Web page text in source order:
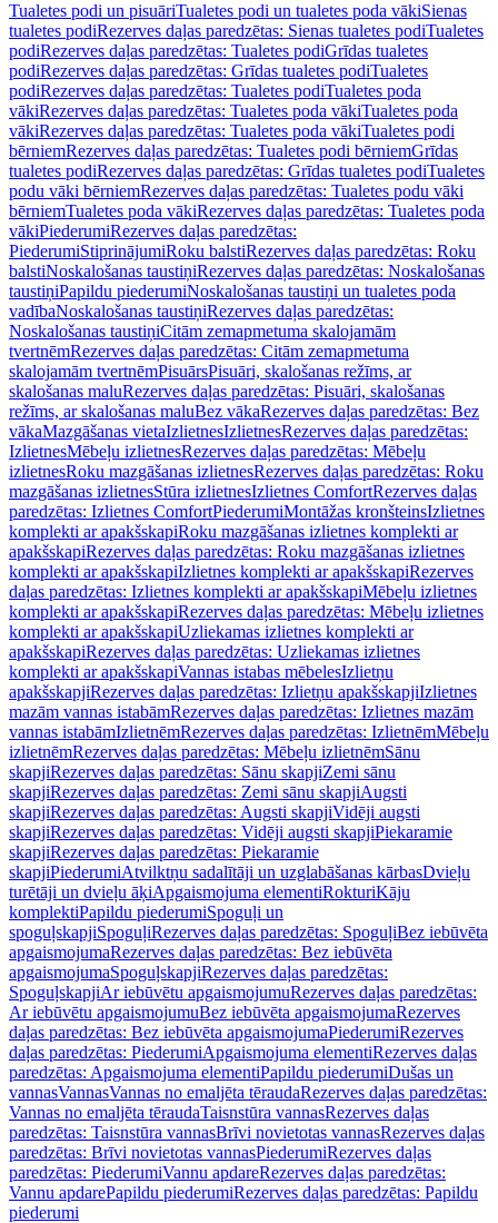
Tualetes podi un pisuāriTualetes podi un tualetes poda vākiSienas
tualetes podiRezerves daļas paredzētas: Sienas tualetes podiTualetes
podiRezerves daļas paredzētas: Tualetes podiGrīdas tualetes
podiRezerves daļas paredzētas: Grīdas tualetes podiTualetes
podiRezerves daļas paredzētas: Tualetes podiTualetes poda
vākiRezerves daļas paredzētas: Tualetes poda vākiTualetes poda
vākiRezerves daļas paredzētas: Tualetes poda vākiTualetes podi
bērniemRezerves daļas paredzētas: Tualetes podi bērniemGrīdas
tualetes podiRezerves daļas paredzētas: Grīdas tualetes podiTualetes
podu vāki bērniemRezerves daļas paredzētas: Tualetes podu vāki
bērniemTualetes poda vākiRezerves daļas paredzētas: Tualetes poda
vākiPiederumiRezerves daļas paredzētas:
PiederumiStiprinājumiRoku balstiRezerves daļas paredzētas: Roku
balstiNoskalošanas taustiņiRezerves daļas paredzētas: Noskalošanas
taustiņiPapildu piederumiNoskalošanas taustiņi un tualetes poda
vadībaNoskalošanas taustiņiRezerves daļas paredzētas:
Noskalošanas taustiņiCitām zemapmetuma skalojamām
tvertnēmRezerves daļas paredzētas: Citām zemapmetuma
skalojamām tvertnēmPisuārsPisuāri, skalošanas režīms, ar
skalošanas maluRezerves daļas paredzētas: Pisuāri, skalošanas
režīms, ar skalošanas maluBez vākaRezerves daļas paredzētas: Bez
vākaMazgāšanas vietaIzlietnesIzlietnesRezerves daļas paredzētas:
IzlietnesMēbeļu izlietnesRezerves daļas paredzētas: Mēbeļu
izlietnesRoku mazgāšanas izlietnesRezerves daļas paredzētas: Roku
mazgāšanas izlietnesStūra izlietnesIzlietnes ComfortRezerves daļas
paredzētas: Izlietnes ComfortPiederumiMontāžas kronšteinsIzlietnes
komplekti ar apakšskapiRoku mazgāšanas izlietnes komplekti ar
apakšskapiRezerves daļas paredzētas: Roku mazgāšanas izlietnes
komplekti ar apakšskapiIzlietnes komplekti ar apakšskapiRezerves
daļas paredzētas: Izlietnes komplekti ar apakšskapiMēbeļu izlietnes
komplekti ar apakšskapiRezerves daļas paredzētas: Mēbeļu izlietnes
komplekti ar apakšskapiUzliekamas izlietnes komplekti ar
apakšskapiRezerves daļas paredzētas: Uzliekamas izlietnes
komplekti ar apakšskapiVannas istabas mēbelesIzlietņu
apakšskapjiRezerves daļas paredzētas: Izlietņu apakšskapjiIzlietnes
mazām vannas istabāmRezerves daļas paredzētas: Izlietnes mazām
vannas istabāmIzlietnēmRezerves daļas paredzētas: IzlietnēmMēbeļu
izlietnēmRezerves daļas paredzētas: Mēbeļu izlietnēmSānu
skapjiRezerves daļas paredzētas: Sānu skapjiZemi sānu
skapjiRezerves daļas paredzētas: Zemi sānu skapjiAugsti
skapjiRezerves daļas paredzētas: Augsti skapjiVidēji augsti
skapjiRezerves daļas paredzētas: Vidēji augsti skapjiPiekaramie
skapjiRezerves daļas paredzētas: Piekaramie
skapjiPiederumiAtvilktņu sadalītāji un uzglabāšanas kārbasDvieļu
turētāji un dvieļu āķiApgaismojuma elementiRokturiKāju
komplektiPapildu piederumiSpoguļi un
spoguļskapjiSpoguļiRezerves daļas paredzētas: SpoguļiBez iebūvēta
apgaismojumaRezerves daļas paredzētas: Bez iebūvēta
apgaismojumaSpoguļskapjiRezerves daļas paredzētas:
SpoguļskapjiAr iebūvētu apgaismojumuRezerves daļas paredzētas:
Ar iebūvētu apgaismojumuBez iebūvēta apgaismojumaRezerves
daļas paredzētas: Bez iebūvēta apgaismojumaPiederumiRezerves
daļas paredzētas: PiederumiApgaismojuma elementiRezerves daļas
paredzētas: Apgaismojuma elementiPapildu piederumiDušas un
vannasVannasVannas no emaljēta tēraudaRezerves daļas paredzētas:
Vannas no emaljēta tēraudaTaisnstūra vannasRezerves daļas
paredzētas: Taisnstūra vannasBrīvi novietotas vannasRezerves daļas
paredzētas: Brīvi novietotas vannasPiederumiRezerves daļas
paredzētas: PiederumiVannu apdareRezerves daļas paredzētas:
Vannu apdarePapildu piederumiRezerves daļas paredzētas: Papildu
piederumi